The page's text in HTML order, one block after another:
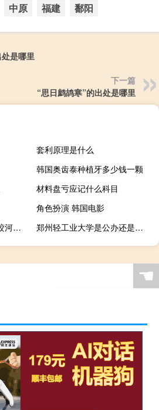
中原 福建 鄱阳
是哪里
下一篇
“思日鹧鸪寒”的出处是哪里
套利原理是什么
韩国奥齿泰种植牙多少钱一颗
材料盘亏应记什么科目
角色扮演 韩国电影
2023-10-14吉林吉林市蛟河市(黄蘑)的报价是多少
郑州轻工业大学是公办还是民办
☚